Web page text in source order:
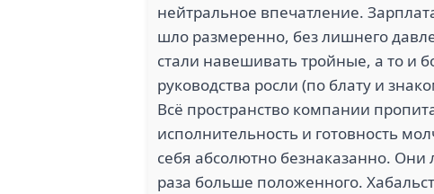
нейтральное впечатление.
шло размеренно, без лишнего
стали навешивать тройные, а то и
руководства росли (по блату и
Всё пространство компании
исполнительность и готовность
себя абсолютно безнаказанно. Они
раза больше положенного.